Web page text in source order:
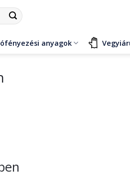
anyagok